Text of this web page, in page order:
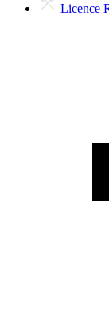
Licence